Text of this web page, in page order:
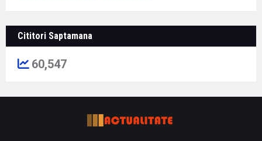
Cititori Saptamana
60,547